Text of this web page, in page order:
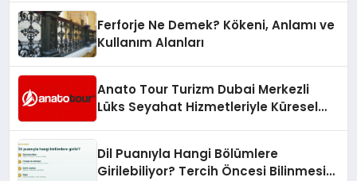
Ferforje Ne Demek? Kökeni, Anlamı ve
Kullanım Alanları
Anato Tour Turizm Dubai Merkezli
Lüks Seyahat Hizmetleriyle Küresel
Dil Puanıyla Hangi Bölümlere
Girilebiliyor? Tercih Öncesi Bilinmesi